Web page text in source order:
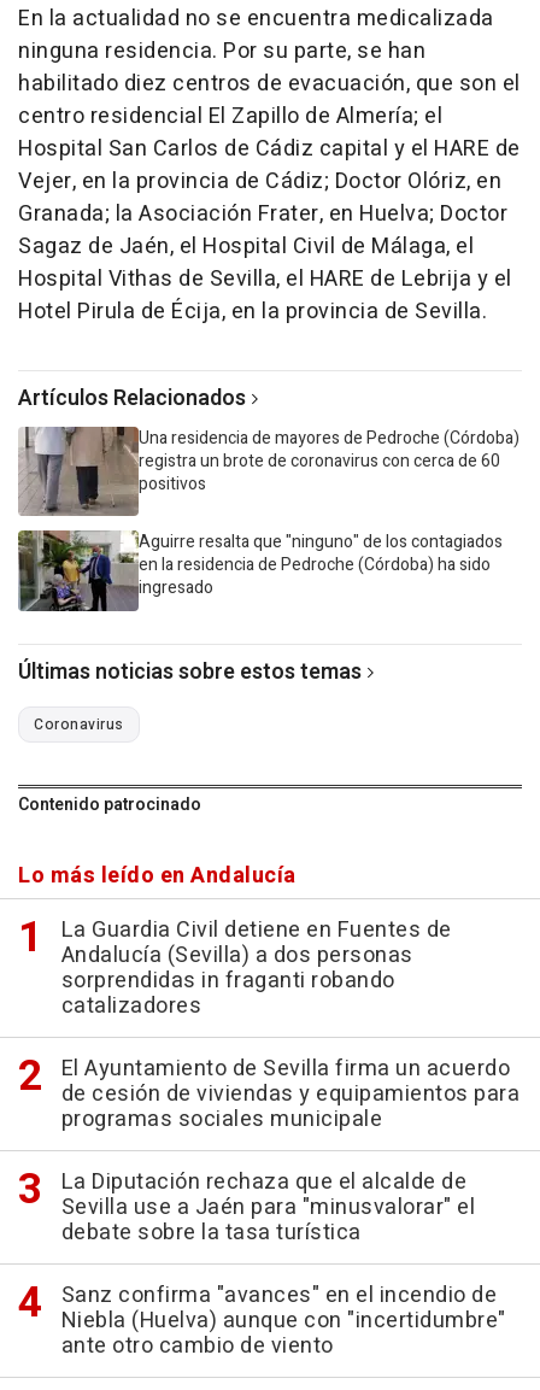
En la actualidad no se encuentra medicalizada
ninguna residencia. Por su parte, se han
habilitado diez centros de evacuación, que son el
centro residencial El Zapillo de Almería; el
Hospital San Carlos de Cádiz capital y el HARE de
Vejer, en la provincia de Cádiz; Doctor Olóriz, en
Granada; la Asociación Frater, en Huelva; Doctor
Sagaz de Jaén, el Hospital Civil de Málaga, el
Hospital Vithas de Sevilla, el HARE de Lebrija y el
Hotel Pirula de Écija, en la provincia de Sevilla.
Artículos Relacionados
Una residencia de mayores de Pedroche (Córdoba)
registra un brote de coronavirus con cerca de 60
positivos
Aguirre resalta que "ninguno" de los contagiados
en la residencia de Pedroche (Córdoba) ha sido
ingresado
Últimas noticias sobre estos temas
Coronavirus
Contenido patrocinado
Lo más leído en Andalucía
La Guardia Civil detiene en Fuentes de
Andalucía (Sevilla) a dos personas
sorprendidas in fraganti robando
catalizadores
El Ayuntamiento de Sevilla firma un acuerdo
de cesión de viviendas y equipamientos para
programas sociales municipale
La Diputación rechaza que el alcalde de
Sevilla use a Jaén para "minusvalorar" el
debate sobre la tasa turística
Sanz confirma "avances" en el incendio de
Niebla (Huelva) aunque con "incertidumbre"
ante otro cambio de viento